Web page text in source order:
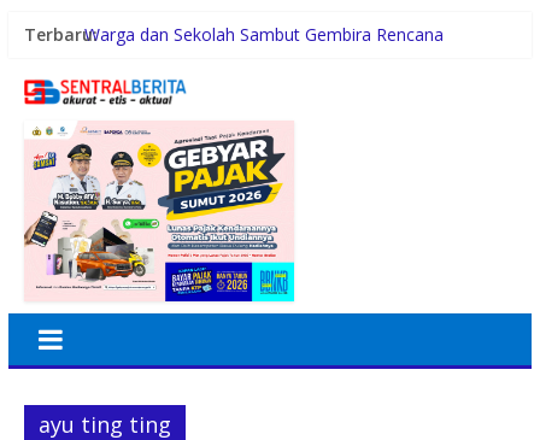
Terbaru:Warga dan Sekolah Sambut Gembira Rencana
Utara
Diamankan Sat Intelkam Polres Sergai
Pemerintah Daerah dan Kolaborasi dengan Komunitas
Gubernur Bobby Nasution Siapkan Rumah Produksi
Kelapa di Nias Utara
Lomba Foto LRT Hadirkan Hadiah Menarik, Ini
Syaratnya
ayu ting ting